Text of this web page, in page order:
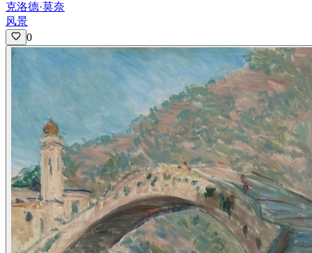
克洛德·莫奈
风景
0